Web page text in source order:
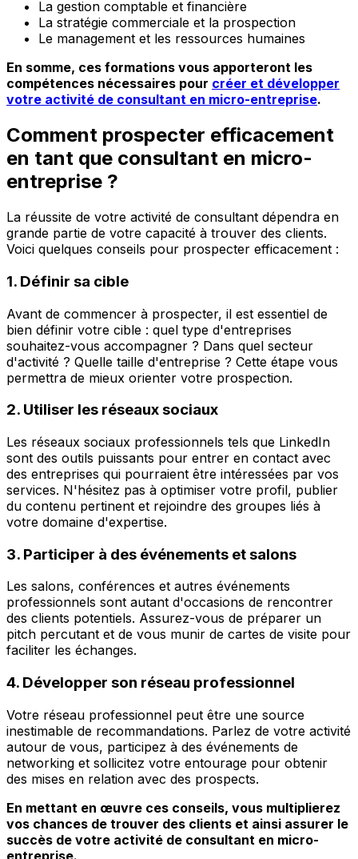
La gestion comptable et financière
La stratégie commerciale et la prospection
Le management et les ressources humaines
En somme, ces formations vous apporteront les
compétences nécessaires pour créer et développer
votre activité de consultant en micro-entreprise.
Comment prospecter efficacement
en tant que consultant en micro-
entreprise ?
La réussite de votre activité de consultant dépendra en
grande partie de votre capacité à trouver des clients.
Voici quelques conseils pour prospecter efficacement :
1. Définir sa cible
Avant de commencer à prospecter, il est essentiel de
bien définir votre cible : quel type d'entreprises
souhaitez-vous accompagner ? Dans quel secteur
d'activité ? Quelle taille d'entreprise ? Cette étape vous
permettra de mieux orienter votre prospection.
2. Utiliser les réseaux sociaux
Les réseaux sociaux professionnels tels que LinkedIn
sont des outils puissants pour entrer en contact avec
des entreprises qui pourraient être intéressées par vos
services. N'hésitez pas à optimiser votre profil, publier
du contenu pertinent et rejoindre des groupes liés à
votre domaine d'expertise.
3. Participer à des événements et salons
Les salons, conférences et autres événements
professionnels sont autant d'occasions de rencontrer
des clients potentiels. Assurez-vous de préparer un
pitch percutant et de vous munir de cartes de visite pour
faciliter les échanges.
4. Développer son réseau professionnel
Votre réseau professionnel peut être une source
inestimable de recommandations. Parlez de votre activité
autour de vous, participez à des événements de
networking et sollicitez votre entourage pour obtenir
des mises en relation avec des prospects.
En mettant en œuvre ces conseils, vous multiplierez
vos chances de trouver des clients et ainsi assurer le
succès de votre activité de consultant en micro-
entreprise.